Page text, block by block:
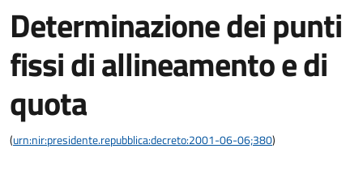
Determinazione dei punti
fissi di allineamento e di
quota
(urn:nir:presidente.repubblica:decreto:2001-06-06;380)